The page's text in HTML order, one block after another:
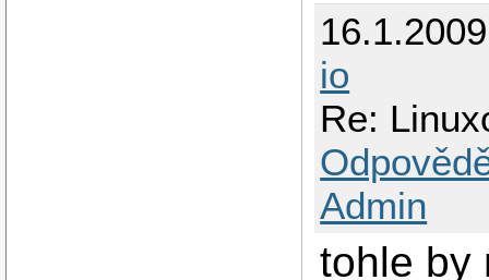
io
Re:
Admin
tohle by